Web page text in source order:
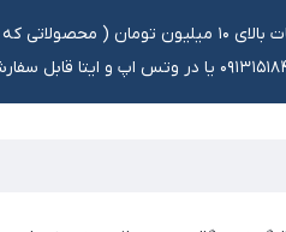
تخفیف ۵ درصد برای سفارشات بالای ۱۰
وتس اپ و ایتا قابل سفارش می باشند)